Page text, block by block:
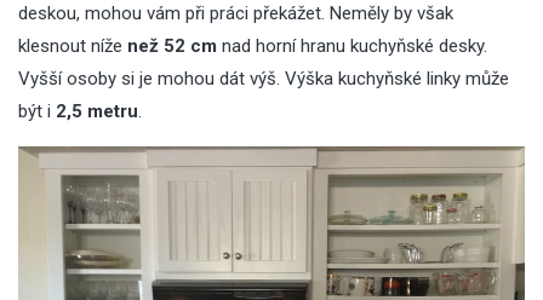
deskou, mohou vám při práci překážet. Neměly by však
klesnout níže než 52 cm nad horní hranu kuchyňské desky.
Vyšší osoby si je mohou dát výš. Výška kuchyňské linky může
být i 2,5 metru